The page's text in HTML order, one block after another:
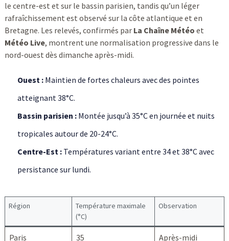
le centre-est et sur le bassin parisien, tandis qu’un léger
rafraîchissement est observé sur la côte atlantique et en
Bretagne. Les relevés, confirmés par La Chaîne Météo et
Météo Live, montrent une normalisation progressive dans le
nord-ouest dès dimanche après-midi.
Ouest :Maintien de fortes chaleurs avec des pointes
atteignant 38°C.
Bassin parisien :Montée jusqu’à 35°C en journée et nuits
tropicales autour de 20-24°C.
Centre-Est :Températures variant entre 34 et 38°C avec
persistance sur lundi.
Région
Température maximale
(°C)
Observation
Paris 35 Après-midi